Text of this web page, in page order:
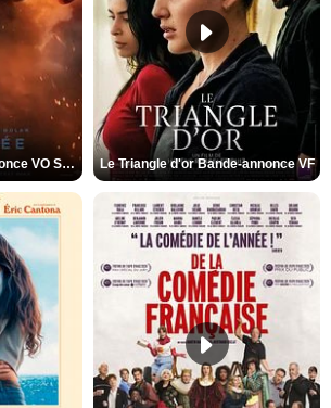
L'Odyssée Bande-annonce VO STFR Le Triangle d'or Bande-annonce VF